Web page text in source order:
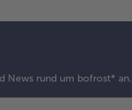
News rund um bofrost* an.